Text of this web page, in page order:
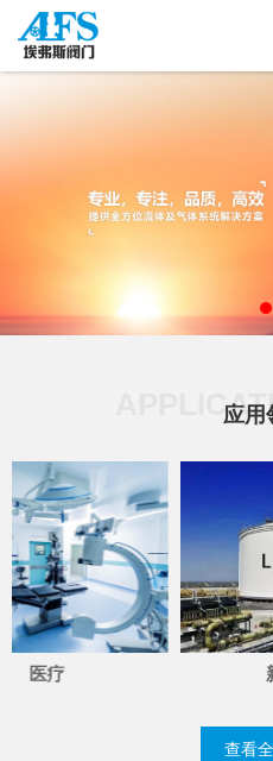
应用
查看